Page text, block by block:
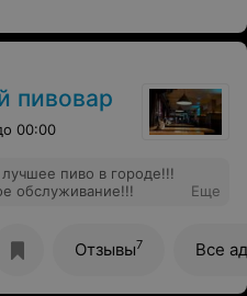
пивовар
00:00
пиво в городе!!!
обслуживание!!!
Еще
Отзывы7 Все